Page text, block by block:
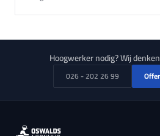
Hoogwerker nodig? Wij
026 - 202 26 99